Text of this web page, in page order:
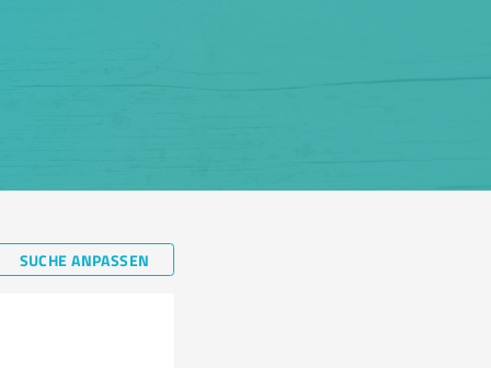
SUCHE ANPASSEN